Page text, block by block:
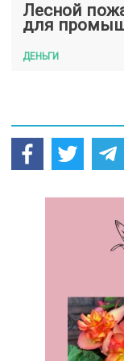
Лесной
для
ДЕНЬГИ